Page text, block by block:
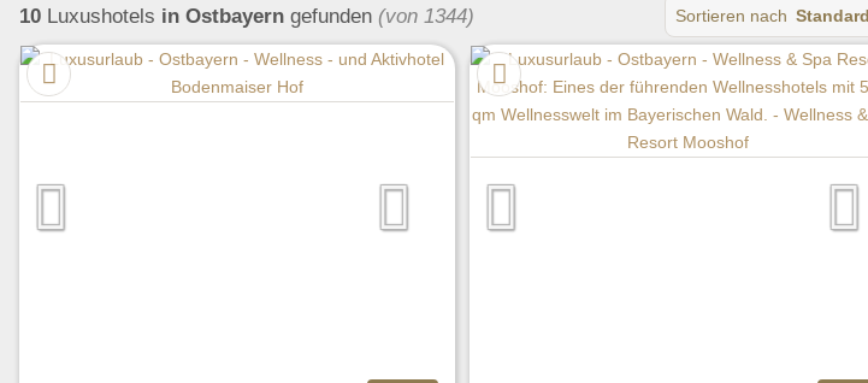
10 Luxushotels in Ostbayern gefunden (von 1344) Sortieren nach Standard